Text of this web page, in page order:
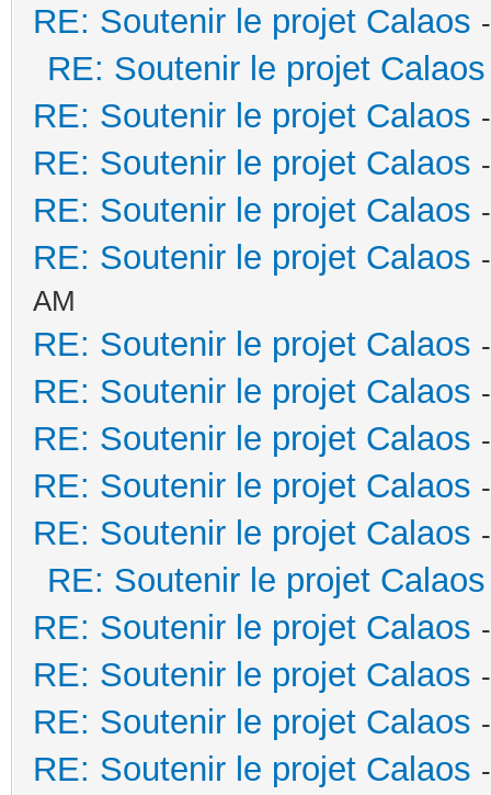
RE: Soutenir le projet Calaos
RE: Soutenir le projet Calaos
RE: Soutenir le projet Calaos
RE: Soutenir le projet Calaos
RE: Soutenir le projet Calaos
RE: Soutenir le projet Calaos
AM
RE: Soutenir le projet Calaos
RE: Soutenir le projet Calaos
RE: Soutenir le projet Calaos
RE: Soutenir le projet Calaos
RE: Soutenir le projet Calaos
RE: Soutenir le projet Calaos
RE: Soutenir le projet Calaos
RE: Soutenir le projet Calaos
RE: Soutenir le projet Calaos
RE: Soutenir le projet Calaos